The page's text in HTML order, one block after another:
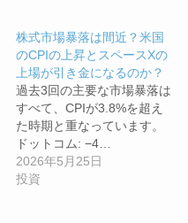
株式市場暴落は間近？米国
のCPIの上昇とスペースXの
上場が引き金になるのか？
過去3回の主要な市場暴落は
すべて、CPIが3.8%を超え
た時期と重なっています。
ドットコム: −4…
2026年5月25日
投資